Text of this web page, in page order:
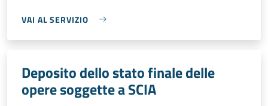
VAI AL SERVIZIO
Deposito dello stato finale delle
opere soggette a SCIA